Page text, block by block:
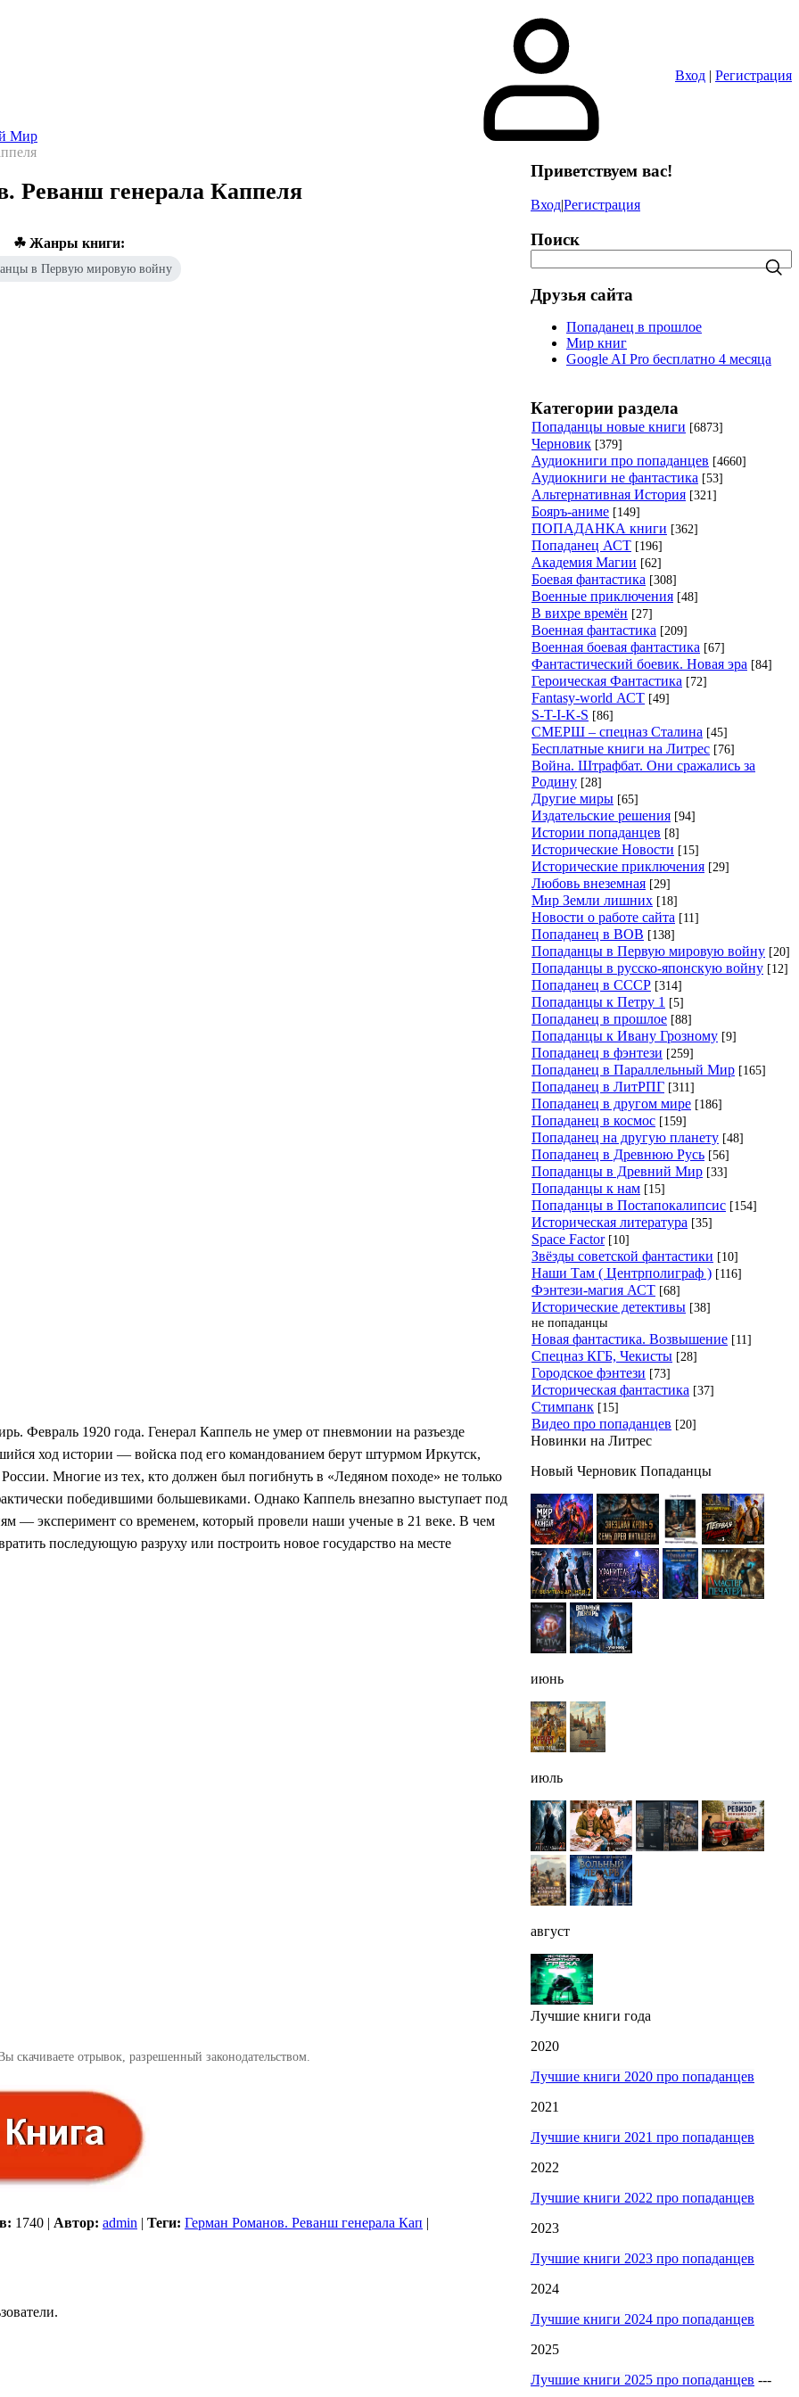
Мир
Вход | Регистрация
Реванш генерала Каппеля
☘ Жанры книги:
в Первую мировую войну
Февраль 1920 года. Генерал Каппель не умер от пневмонии на разъезде
ход истории — войска под его командованием берут штурмом Иркутск,
Многие из тех, кто должен был погибнуть в «Ледяном походе» не только
победившими большевиками. Однако Каппель внезапно выступает под
— эксперимент со временем, который провели наши ученые в 21 веке. В чем
последующую разруху или построить новое государство на месте
отрывок, разрешенный законодательством.
1740 | Автор: admin | Теги: Герман Романов. Реванш генерала Кап |
Приветствуем вас!
Вход|Регистрация
Поиск
Друзья сайта
Попаданец в прошлое
Мир книг
Google AI Pro бесплатно 4 месяца
Категории раздела
Попаданцы новые книги [6873]
Черновик [379]
Аудиокниги про попаданцев [4660]
Аудиокниги не фантастика [53]
Альтернативная История [321]
Бояръ-аниме [149]
ПОПАДАНКА книги [362]
Попаданец АСТ [196]
Академия Магии [62]
Боевая фантастика [308]
Военные приключения [48]
В вихре времён [27]
Военная фантастика [209]
Военная боевая фантастика [67]
Фантастический боевик. Новая эра [84]
Героическая Фантастика [72]
Fantasy-world АСТ [49]
S-T-I-K-S [86]
СМЕРШ – спецназ Сталина [45]
Бесплатные книги на Литрес [76]
Война. Штрафбат. Они сражались за
Родину [28]
Другие миры [65]
Издательские решения [94]
Истории попаданцев [8]
Исторические Новости [15]
Исторические приключения [29]
Любовь внеземная [29]
Мир Земли лишних [18]
Новости о работе сайта [11]
Попаданец в ВОВ [138]
Попаданцы в Первую мировую войну [20]
Попаданцы в русско-японскую войну [12]
Попаданец в СССР [314]
Попаданцы к Петру 1 [5]
Попаданец в прошлое [88]
Попаданцы к Ивану Грозному [9]
Попаданец в фэнтези [259]
Попаданец в Параллельный Мир [165]
Попаданец в ЛитРПГ [311]
Попаданец в другом мире [186]
Попаданец в космос [159]
Попаданец на другую планету [48]
Попаданец в Древнюю Русь [56]
Попаданцы в Древний Мир [33]
Попаданцы к нам [15]
Попаданцы в Постапокалипсис [154]
Историческая литература [35]
Space Factor [10]
Звёзды советской фантастики [10]
Наши Там ( Центрполиграф ) [116]
Фэнтези-магия АСТ [68]
Исторические детективы [38]
не попаданцы
Новая фантастика. Возвышение [11]
Спецназ КГБ, Чекисты [28]
Городское фэнтези [73]
Историческая фантастика [37]
Стимпанк [15]
Видео про попаданцев [20]
Новинки на Литрес
Новый Черновик Попаданцы
июнь
июль
август
Лучшие книги года
2020
Лучшие книги 2020 про попаданцев
2021
Лучшие книги 2021 про попаданцев
2022
Лучшие книги 2022 про попаданцев
2023
Лучшие книги 2023 про попаданцев
2024
Лучшие книги 2024 про попаданцев
2025
Лучшие книги 2025 про попаданцев ---